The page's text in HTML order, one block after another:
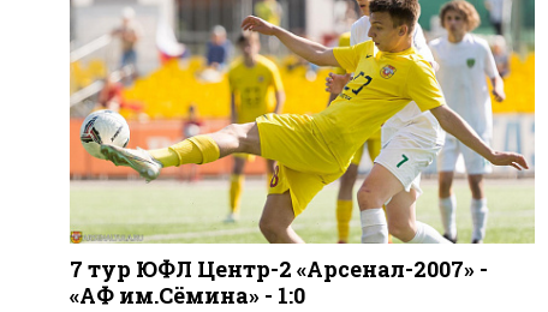
7 тур ЮФЛ Центр-2 «Арсенал-2007» -
«АФ им.Сёмина» - 1:0